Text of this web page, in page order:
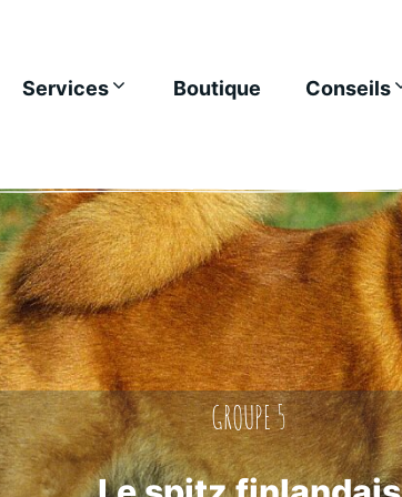
Services Boutique Conseils
GROUPE 5